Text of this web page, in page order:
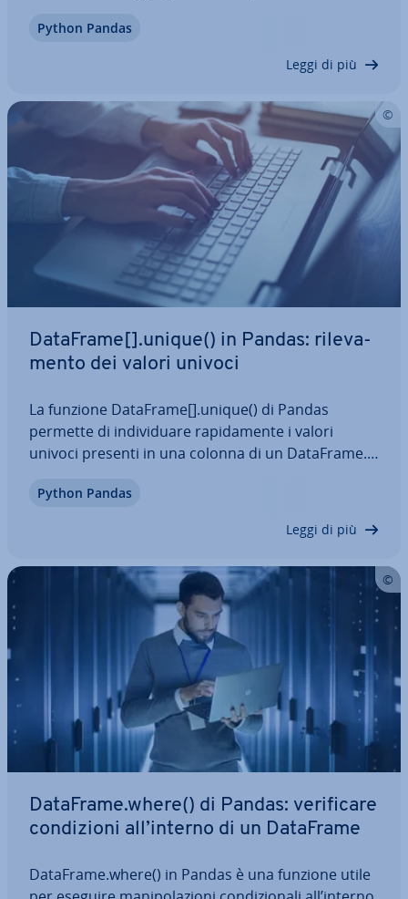
è possibile rendere le analisi più chiare e veloci. In
Python Pandas
Leggi di più
DataFrame[].unique() in Pandas: ri­le­va­
men­to dei valori univoci
La funzione DataFrame[].unique() di Pandas
permette di in­di­vi­dua­re ra­pi­da­men­te i valori
univoci presenti in una colonna di un DataFrame.
trovare i duplicati. Re­sti­tuen­do di­ret­ta­men­te un
Python Pandas
Leggi di più
DataFrame.where() di Pandas: ve­ri­fi­ca­re
con­di­zio­ni all’interno di un DataFrame
DataFrame.where() in Pandas è una funzione utile